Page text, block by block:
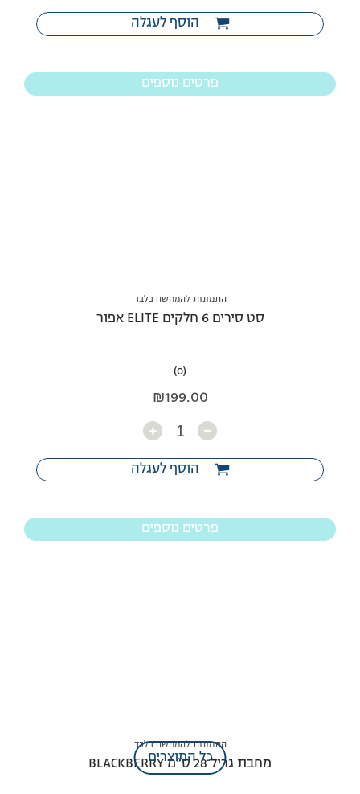
הוסף לעגלה
פרטים נוספים
התמונות להמחשה בלבד
סט סירים 6 חלקים ELITE אפור
(0)
₪199.00
כמות
הוסף לעגלה
פרטים נוספים
התמונות להמחשה בלבד
מחבת גריל 28 ס”מ BLACKBERRYכל המוצרים